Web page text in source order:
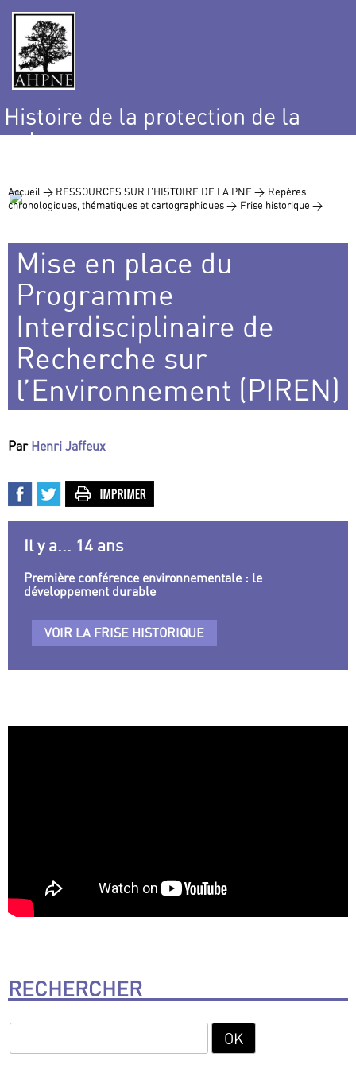
Histoire de la protection de la
nature
Accueil > RESSOURCES SUR L’HISTOIRE DE LA PNE > Repères
chronologiques, thématiques et cartographiques > Frise historique >
Mise en place du
Programme
Interdisciplinaire de
Recherche sur
l’Environnement (PIREN)
Par Henri Jaffeux
Il y a... 14 ans
Première conférence environnementale : le
développement durable
VOIR LA FRISE HISTORIQUE
RECHERCHER